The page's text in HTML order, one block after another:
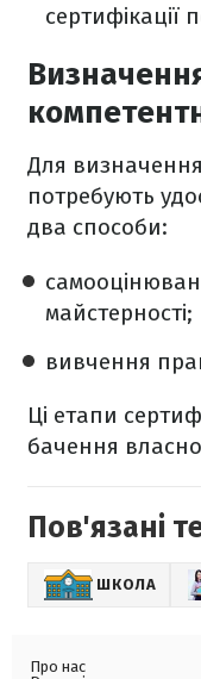
сертифікації
Для
потребують
два способи:
майстерності;
вивчення
Ці етапи
бачення
Пов'язані
ШКОЛА
Про нас